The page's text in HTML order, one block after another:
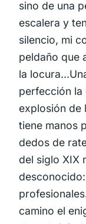
sino de una
escalera y
silencio, mi
peldaño que
la
perfección la
explosión de
tiene manos
dedos de
del siglo XIX
camino el